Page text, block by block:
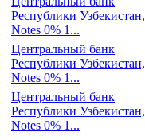
Центральный банк
Республики Узбекистан,
Notes 0% 5...
Центральный банк
Республики Узбекистан,
Notes 0% 1...
Центральный банк
Республики Узбекистан,
Notes 0% 1...